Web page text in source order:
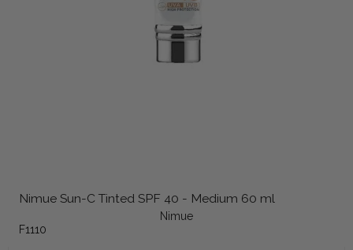
Nimue Sun-C Tinted SPF 40 - Medium 60 ml
Nimue
F1110